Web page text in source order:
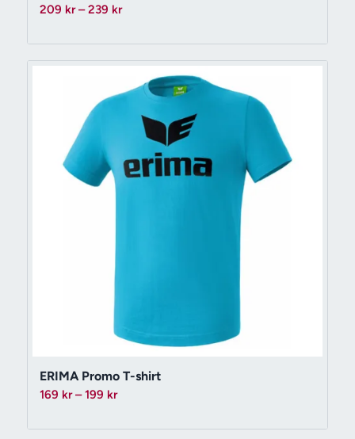
209 kr – 239 krPrisintervall:
till
239 kr
ERIMA Promo T-shirt
169 kr – 199 krPrisintervall:
till